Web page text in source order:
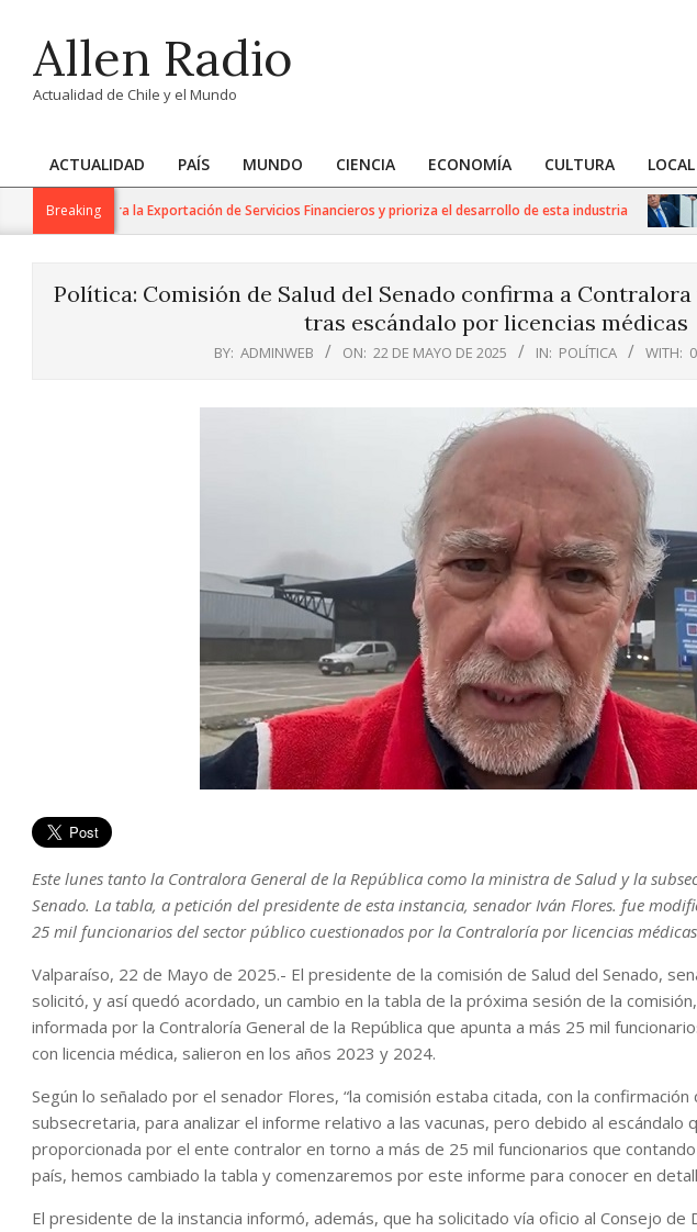
contentAllen Radio
Actualidad de Chile y el Mundo
Primary
Navigation
ACTUALIDAD PAÍS MUNDO CIENCIA ECONOMÍA CULTURA LOCAL
Breaking
de Trabajo para la Exportación de Servicios Financieros y prioriza el desarrollo de esta industria
Política: Comisión de Salud del Senado confirma a
tras escándalo por licencias médicas
BY: ADMINWEB ON: 22 DE MAYO DE 2025 IN: POLÍTICA WITH:
Este lunes tanto la Contralora General de la República como la ministra de Salud y la
Senado. La tabla, a petición del presidente de esta instancia, senador Iván Flores. fue
25 mil funcionarios del sector público cuestionados por la Contraloría por licencias
Valparaíso, 22 de Mayo de 2025.- El presidente de la comisión de Salud del Senado,
solicitó, y así quedó acordado, un cambio en la tabla de la próxima sesión de la
informada por la Contraloría General de la República que apunta a más 25 mil
con licencia médica, salieron en los años 2023 y 2024.
Según lo señalado por el senador Flores, “la comisión estaba citada, con la
subsecretaria, para analizar el informe relativo a las vacunas, pero debido al escándalo
proporcionada por el ente contralor en torno a más de 25 mil funcionarios que
país, hemos cambiado la tabla y comenzaremos por este informe para conocer en
El presidente de la instancia informó, además, que ha solicitado vía oficio al Consejo de